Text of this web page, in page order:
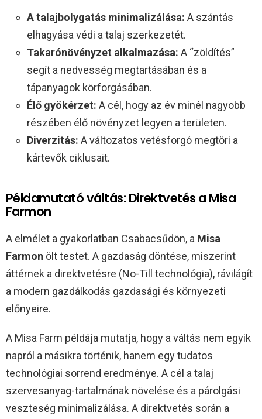
A talajbolygatás minimalizálása: A szántás
elhagyása védi a talaj szerkezetét.
Takarónövényzet alkalmazása: A “zöldítés”
segít a nedvesség megtartásában és a
tápanyagok körforgásában.
Élő gyökérzet: A cél, hogy az év minél nagyobb
részében élő növényzet legyen a területen.
Diverzitás: A változatos vetésforgó megtöri a
kártevők ciklusait.
Példamutató váltás: Direktvetés a Misa
Farmon
A elmélet a gyakorlatban Csabacsűdön, a Misa
Farmon ölt testet. A gazdaság döntése, miszerint
áttérnek a direktvetésre (No-Till technológia), rávilágít
a modern gazdálkodás gazdasági és környezeti
előnyeire.
A Misa Farm példája mutatja, hogy a váltás nem egyik
napról a másikra történik, hanem egy tudatos
technológiai sorrend eredménye. A cél a talaj
szervesanyag-tartalmának növelése és a párolgási
veszteség minimalizálása. A direktvetés során a